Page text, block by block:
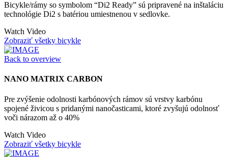
Bicykle/rámy so symbolom “Di2 Ready” sú pripravené na inštaláciu
technológie Di2 s batériou umiestnenou v sedlovke.
Watch Video
Zobraziť všetky bicykle
Back to overview
NANO MATRIX CARBON
Pre zvýšenie odolnosti karbónových rámov sú vrstvy karbónu
spojené živicou s pridanými nanočasticami, ktoré zvyšujú odolnosť
voči nárazom až o 40%
Watch Video
Zobraziť všetky bicykle